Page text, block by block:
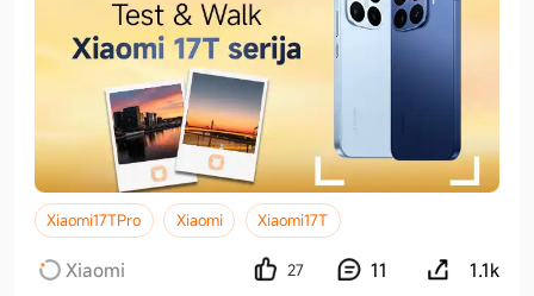
Xiaomi17TPro Xiaomi Xiaomi17T
Xiaomi 27 11 1.1k